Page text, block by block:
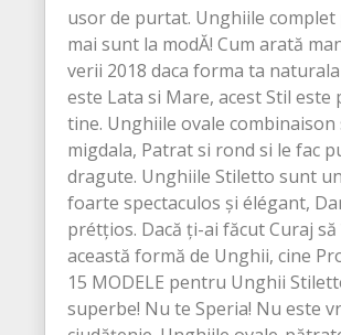
usor de purtat. Unghiile complet
mai sunt la modĂ! Cum arată
verii 2018 daca forma ta
este Lata si Mare, acest Stil este
tine. Unghiile ovale
migdala, Patrat si rond si le fac
dragute. Unghiile Stiletto sunt
foarte spectaculos și élégant,
prétțios. Dacă ți-ai făcut Curaj să
această formă de Unghii, cine
15 MODELE pentru Unghii
superbe! Nu te Speria! Nu este